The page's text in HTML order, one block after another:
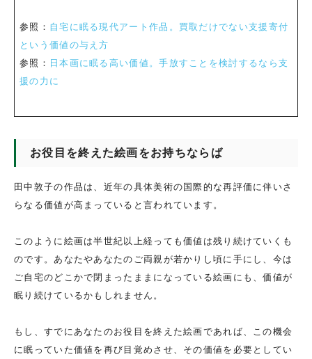
参照： 自宅に眠る現代アート作品。買取だけでない支援寄付
という価値の与え方
参照： 日本画に眠る高い価値。手放すことを検討するなら支
援の力に
お役目を終えた絵画をお持ちならば
田中敦子の作品は、近年の具体美術の国際的な再評価に伴いさ
らなる価値が高まっていると言われています。
このように絵画は半世紀以上経っても価値は残り続けていくも
のです。あなたやあなたのご両親が若かりし頃に手にし、今は
ご自宅のどこかで閉まったままになっている絵画にも、価値が
眠り続けているかもしれません。
もし、すでにあなたのお役目を終えた絵画であれば、この機会
に眠っていた価値を再び目覚めさせ、その価値を必要としてい